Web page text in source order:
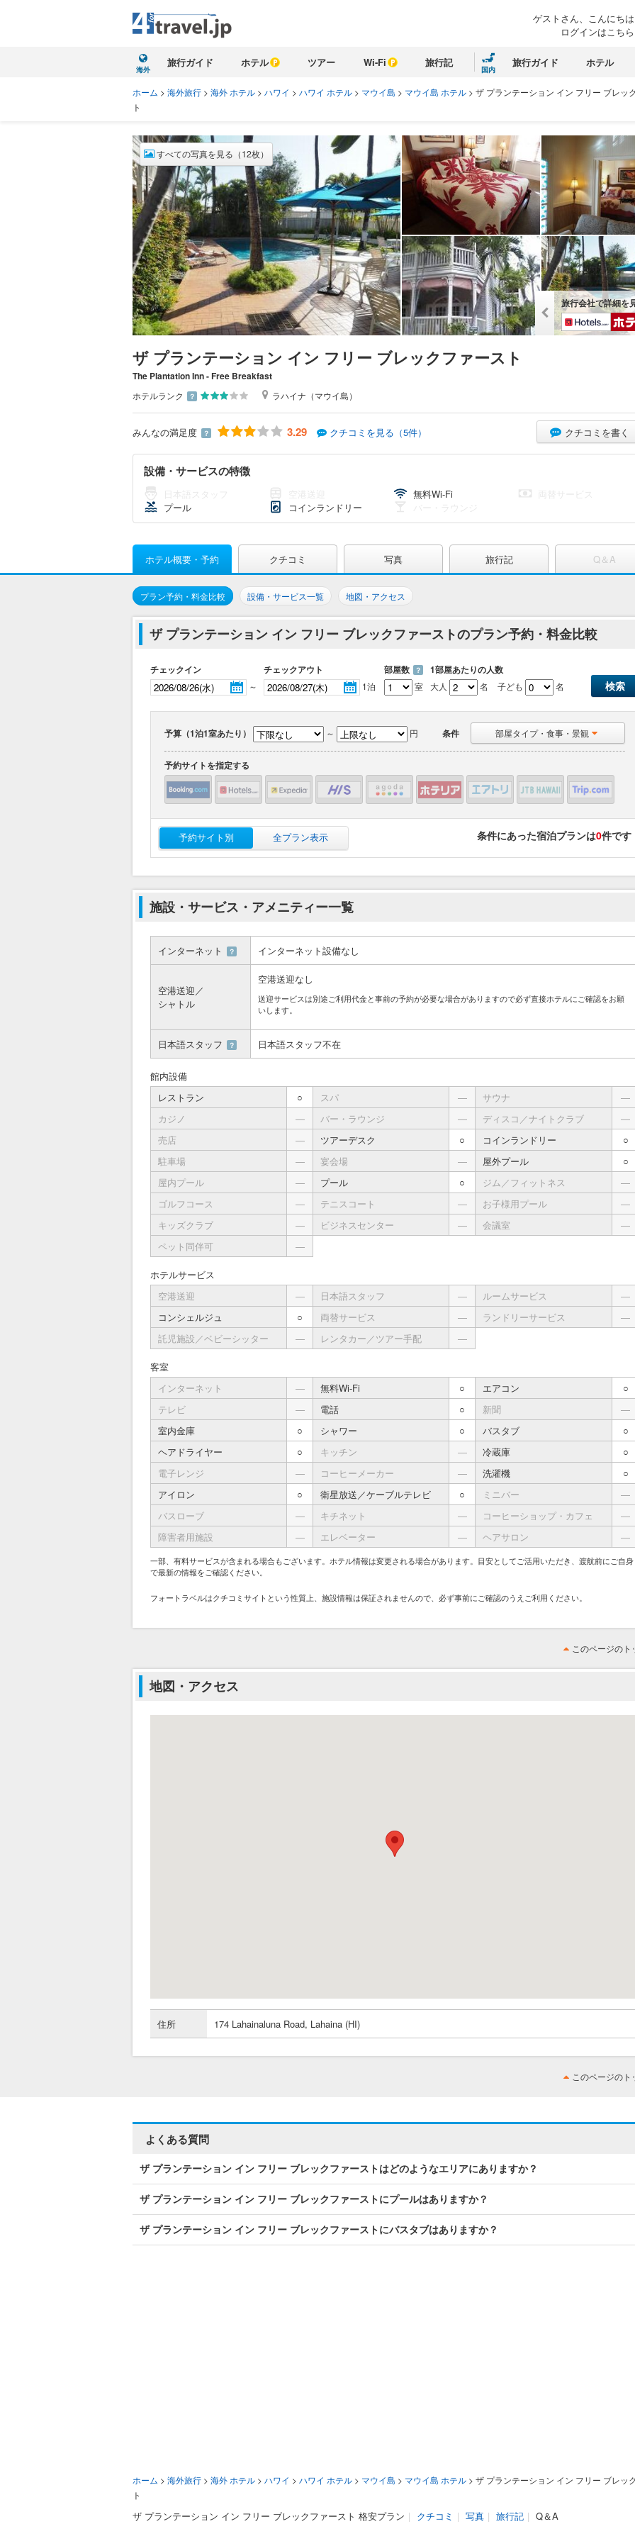
ゲストさん、こんにちは
ログインはこちら
海外
旅行ガイド ホテル ツアー Wi-Fi 旅行記
国内
旅行ガイド ホテル
ホーム > 海外旅行 > 海外 ホテル > ハワイ > ハワイ ホテル > マウイ島 > マウイ島 ホテル > ザ プランテーション イン フリー ブレッ
ト
すべての写真を見る（12枚）
旅行会社で詳細を
ザ プランテーション イン フリー ブレックファースト
The Plantation Inn - Free Breakfast
ホテルランク ？ ラハイナ（マウイ島）
みんなの満足度 ？ 3.29 クチコミを見る（5件） クチコミを書く
設備・サービスの特徴
無料Wi-Fi
プール
コインランドリー
ホテル概要・予約 クチコミ 写真 旅行記 Q＆A
プラン予約・料金比較 設備・サービス一覧 地図・アクセス
ザ プランテーション イン フリー ブレックファーストのプラン予約・料金比較
チェックイン
～
チェックアウト
1泊
部屋数 ？
室
1部屋あたりの人数
大人 名 子ども 名
予算（1泊1室あたり） ～ 円 条件 部屋タイプ・食事・景観
予約サイトを指定する
予約サイト別 全プラン表示 条件にあった宿泊プランは0件です
施設・サービス・アメニティー一覧
インターネット ？ インターネット設備なし
空港送迎／
シャトル
空港送迎なし
送迎サービスは別途ご利用代金と事前の予約が必要な場合がありますので必ず直接ホテルにご確認をお願
いします。
日本語スタッフ ？ 日本語スタッフ不在
館内設備
レストラン
○ スパ ― サウナ
―
カジノ
― バー・ラウンジ ― ディスコ／ナイトクラブ
―
売店
― ツアーデスク ○ コインランドリー
○
駐車場
― 宴会場 ― 屋外プール
○
屋内プール
― プール ○ ジム／フィットネス
―
ゴルフコース
― テニスコート ― お子様用プール
―
キッズクラブ
― ビジネスセンター ― 会議室
―
ペット同伴可
―
ホテルサービス
空港送迎
― 日本語スタッフ ― ルームサービス
―
コンシェルジュ
○ 両替サービス ― ランドリーサービス
―
託児施設／ベビーシッター
― レンタカー／ツアー手配 ―
客室
インターネット
― 無料Wi-Fi ○ エアコン
○
テレビ
― 電話 ○ 新聞
―
室内金庫
○ シャワー ○ バスタブ
○
ヘアドライヤー
○ キッチン ― 冷蔵庫
○
電子レンジ
― コーヒーメーカー ― 洗濯機
○
アイロン
○ 衛星放送／ケーブルテレビ ○ ミニバー
―
バスローブ
― キチネット ― コーヒーショップ・カフェ
―
障害者用施設
― エレベーター ― ヘアサロン ―
一部、有料サービスが含まれる場合もございます。ホテル情報は変更される場合があります。目安としてご活用いただき、渡航前にご自身
で最新の情報をご確認ください。
フォートラベルはクチコミサイトという性質上、施設情報は保証されませんので、必ず事前にご確認のうえご利用ください。
このページのト
地図・アクセス
住所 174 Lahainaluna Road, Lahaina (HI)
このページのト
よくある質問
ザ プランテーション イン フリー ブレックファーストはどのようなエリアにありますか？
ザ プランテーション イン フリー ブレックファーストにプールはありますか？
ザ プランテーション イン フリー ブレックファーストにバスタブはありますか？
ホーム > 海外旅行 > 海外 ホテル > ハワイ > ハワイ ホテル > マウイ島 > マウイ島 ホテル > ザ プランテーション イン フリー ブレッ
ト
ザ プランテーション イン フリー ブレックファースト 格安プラン | クチコミ | 写真 | 旅行記 | Q＆A